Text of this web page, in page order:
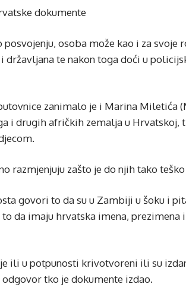
dokumente
osoba može kao i za svoje
državljana te nakon toga doći u
zanimalo je i Marina Miletića
i drugih afričkih zemalja u Hrvatskoj,
razmjenjuju zašto je do njih tako
govori to da su u Zambiji u šoku i
da imaju hrvatska imena, prezimena
ili u potpunosti krivotvoreni ili su
tko je dokumente izdao.